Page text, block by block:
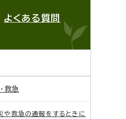
よくある質問
救急
や救急の通報をするときに